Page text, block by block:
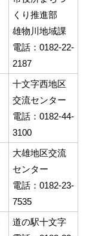
くり推進部
雄物川地域課
電話：0182-22-
2187
十文字西地区
交流センター
電話：0182-44-
3100
大雄地区交流
センター
電話：0182-23-
7535
道の駅十文字